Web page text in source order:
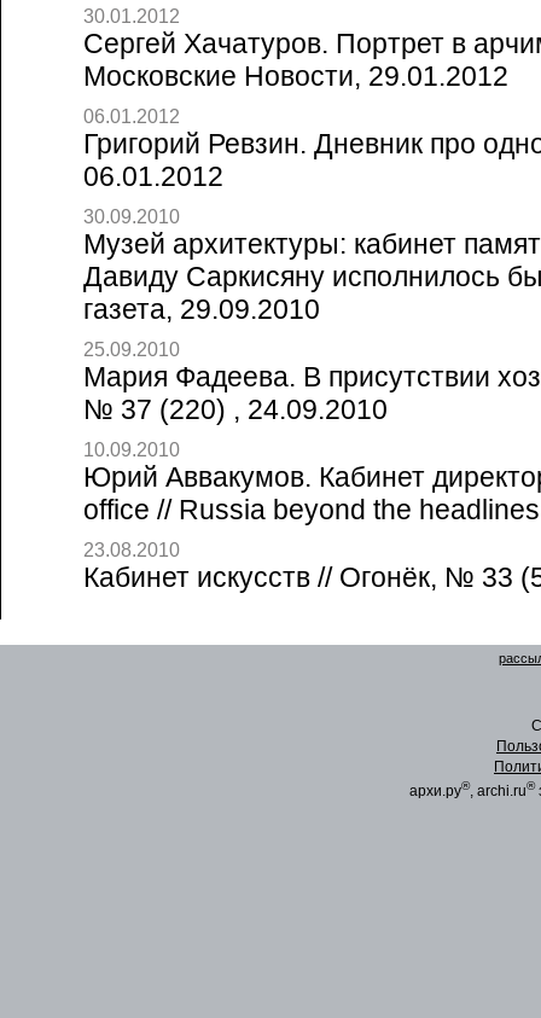
30.01.2012
Сергей Хачатуров. Портрет в
Московские Новости, 29.01.2012
06.01.2012
Григорий Ревзин. Дневник про
06.01.2012
30.09.2010
Музей архитектуры: кабинет
Давиду Саркисяну исполнилось
газета, 29.09.2010
25.09.2010
Мария Фадеева. В присутствии
№ 37 (220) , 24.09.2010
10.09.2010
Юрий Аввакумов. Кабинет
office // Russia beyond the
23.08.2010
Кабинет искусств // Огонёк, № 33
архи.ру®, archi.ru®